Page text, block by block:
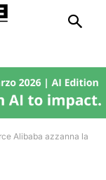
Alibaba azzanna la